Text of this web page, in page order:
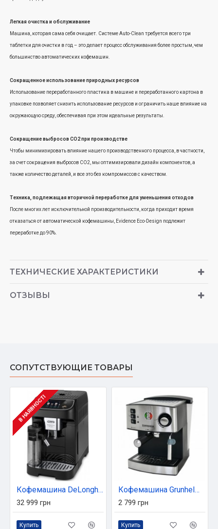
Легкая очистка и обслуживание
Машина, которая сама себя очищает. Системе Auto-Clean требуется всего три
таблетки для очистки в год – это делает процесс обслуживания более простым, чем
большинство автоматических кофемашин.
Сокращенное использование природных ресурсов
Использование переработанного пластика в машине и переработанного картона в
упаковке позволяет снизить использование ресурсов и ограничить наше влияние на
окружающую среду, обеспечивая при этом идеальные результаты.
Сокращение выбросов СО2 при производстве
Чтобы минимизировать влияние нашего производственного процесса, в частности,
за счет сокращения выбросов CO2, мы оптимизировали дизайн компонентов, а
также количество деталей, и все это без компромиссов с качеством.
Техника, подлежащая вторичной переработке для уменьшения отходов
После многих лет исключительной производительности, когда приходит время
отказаться от автоматической кофемашины, Evidence Eco-Design подлежит
переработке до 90%.
ТЕХНИЧЕСКИЕ ХАРАКТЕРИСТИКИ
ОТЗЫВЫ
СОПУТСТВУЮЩИЕ ТОВАРЫ
В НАЯВНОСТІ
Кофемашина DeLonghi ECAM 320.60 B
32 999 грн
Купить
Кофемашина Grunhelm GEC15
2 799 грн
Купить